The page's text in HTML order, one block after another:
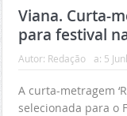
Viana. Curta-
para festival
Autor: Redação a: 5
A curta-metragem
selecionada para o